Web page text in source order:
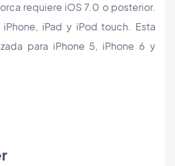
requiere iOS 7.0 o posterior.
iPad y iPod touch. Esta
para iPhone 5, iPhone 6 y